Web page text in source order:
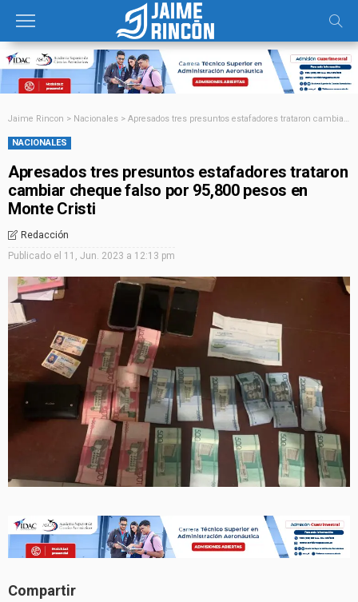
Jaime Rincon > Nacionales > Apresados tres presuntos estafadores trataron cambiar cheque falso por 95,800 pesos en Monte Cristi
NACIONALES
Apresados tres presuntos estafadores trataron
cambiar cheque falso por 95,800 pesos en
Monte Cristi
Redacción
Publicado el 11, Jun. 2023 a 12:13 pm
Compartir